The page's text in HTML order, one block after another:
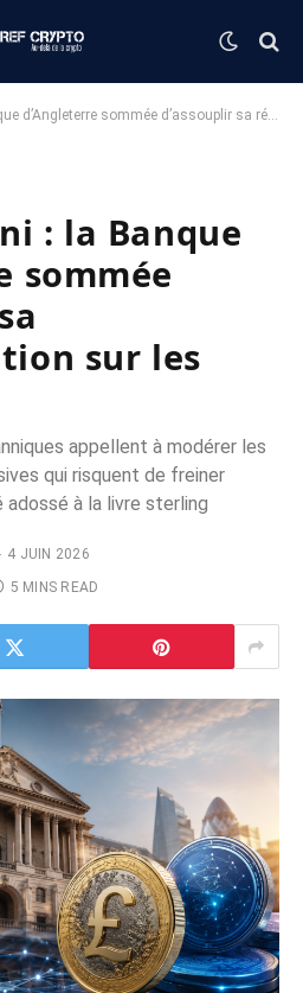
sommée d’assouplir sa réglementation sur les stablecoins
: la Banque
sommée
sur les
appellent à modérer les
qui risquent de freiner
adossé à la livre sterling
4 JUIN 2026
5 MINS READ